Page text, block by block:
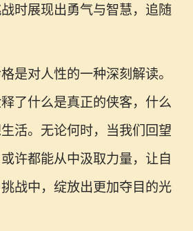
时展现出勇气与智慧，追随
是对人性的一种深刻解读。
了什么是真正的侠客，什么
活。无论何时，当我们回望
许都能从中汲取力量，让自
战中，绽放出更加夺目的光